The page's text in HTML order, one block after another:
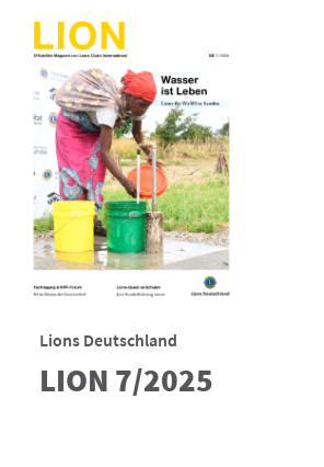
Lions Deutschland
LION 7/2025